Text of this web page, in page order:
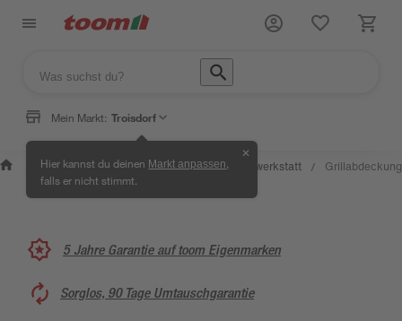
Mein Markt: Troisdorf
Hier kannst du deinen Markt anpassen
falls er nicht stimmt.
✕
Wissen &
Service
/
Selbermachen
& Ratgeber
/ Kreativwerkstatt / Grillabdeckung
5 Jahre Garantie auf toom Eigenmarken
Sorglos, 90 Tage Umtauschgarantie